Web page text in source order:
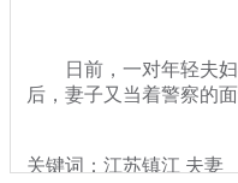
日前，一对年轻夫妇
后，妻子又当着警察的
关键词：江苏镇江 夫妻